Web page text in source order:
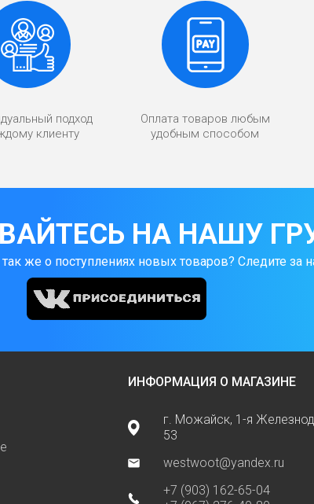
подход
клиенту
Оплата товаров любым
удобным способом
НА НАШУ
же о поступлениях новых товаров? Следите за
ИНФОРМАЦИЯ О МАГАЗИНЕ
г. Можайск, 1-я
53
westwoot@yandex.ru
+7 (903) 162-65-04